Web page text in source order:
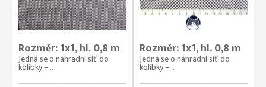
Rozměr: 1x1, hl. 0,8 m
Jedná se o náhradní síť do
kolíbky –...
Rozměr: 1x1, hl. 0,8 m
Jedná se o náhradní síť do
kolíbky –...